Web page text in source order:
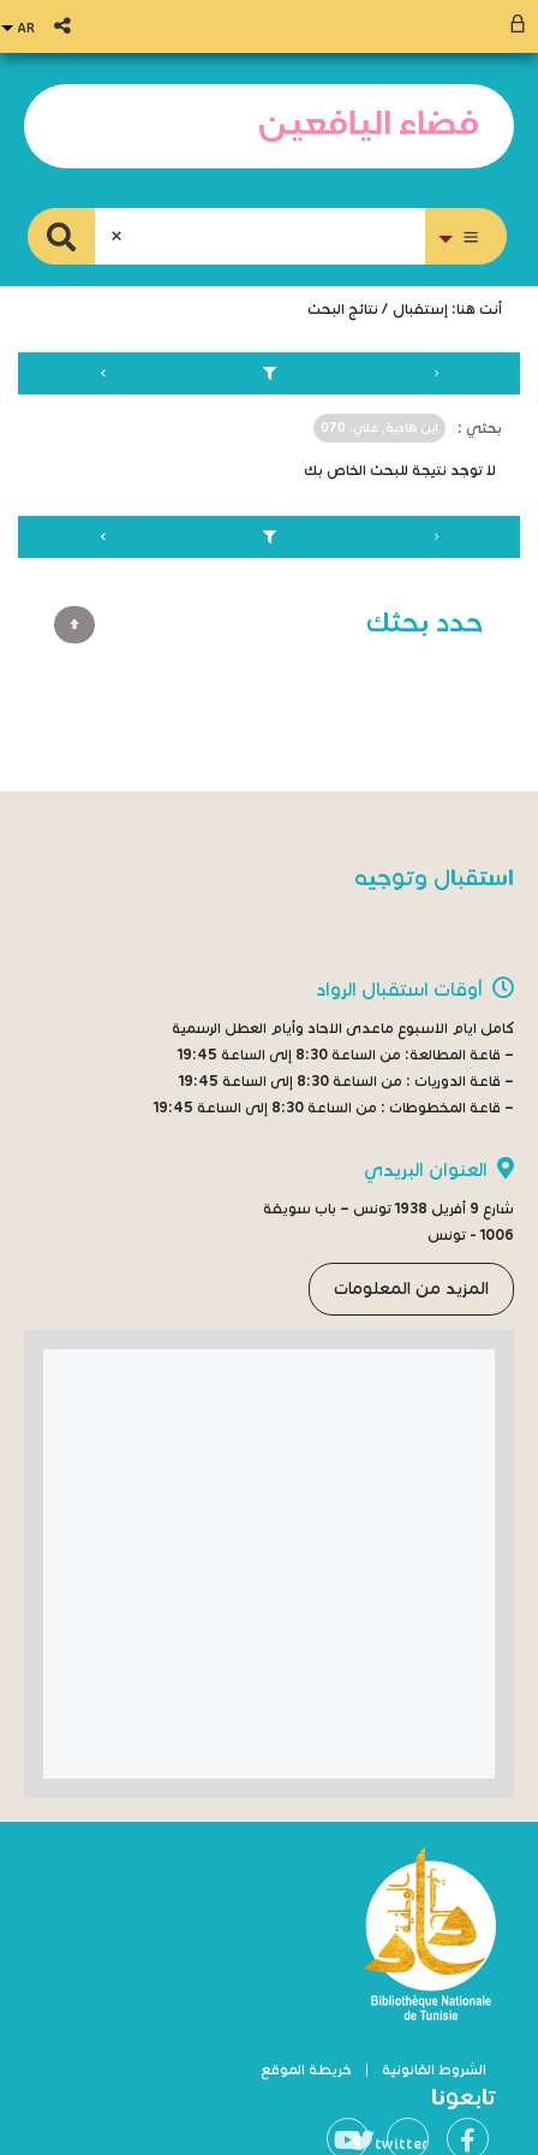
أنت هنا: إستقبال / نتائج البحث
بحثي : ابن هادية, علي. 070
لا توجد نتيجة للبحث الخاص بك
حدد بحثك
استقبال وتوجيه
أوقات استقبال الرواد
كامل ايام الاسبوع ماعدى الاحاد وأيام العطل الرسمية
– قاعة المطالعة: من الساعة 8:30 إلى الساعة 19:45
– قاعة الدوريات : من الساعة 8:30 إلى الساعة 19:45
– قاعة المخطوطات : من الساعة 8:30 إلى الساعة 19:45
العنوان البريدي
شارع 9 أفريل 1938 تونس – باب سويقة
1006 - تونس
المزيد من المعلومات
الشروط القانونية | خريطة الموقع
تابعونا
twitter